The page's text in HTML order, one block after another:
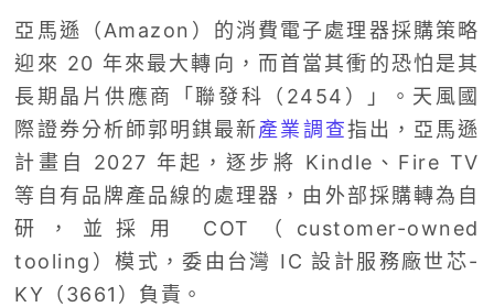
亞馬遜（Amazon）的消費電子處理器採購策略
迎來 20 年來最大轉向，而首當其衝的恐怕是其
長期晶片供應商「聯發科（2454）」。天風國
際證券分析師郭明錤最新產業調查指出，亞馬遜
計畫自 2027 年起，逐步將 Kindle、Fire TV
等自有品牌產品線的處理器，由外部採購轉為自
研，並採用 COT（customer-owned
tooling）模式，委由台灣 IC 設計服務廠世芯-
KY（3661）負責。